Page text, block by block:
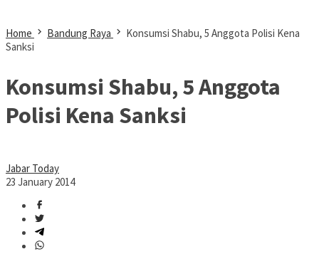
Home Bandung Raya
Konsumsi Shabu, 5 Anggota Polisi Kena
Sanksi
Konsumsi Shabu, 5 Anggota
Polisi Kena Sanksi
Jabar Today
23 January 2014